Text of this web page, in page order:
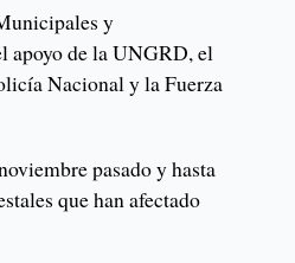
y
apoyo de la UNGRD, el
Nacional y la Fuerza
pasado y hasta
que han afectado